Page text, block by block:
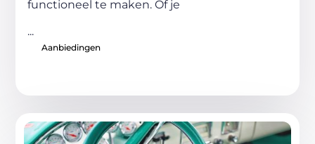
functioneel te maken. Of je
...
Aanbiedingen